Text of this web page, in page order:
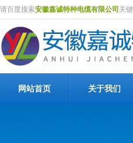
请百度搜索安徽嘉诚特种电缆有限公司 关
网站首页 关于我们